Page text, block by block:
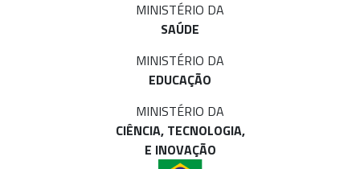
MINISTÉRIO DA
SAÚDE
MINISTÉRIO DA
EDUCAÇÃO
MINISTÉRIO DA
CIÊNCIA, TECNOLOGIA,
E INOVAÇÃO